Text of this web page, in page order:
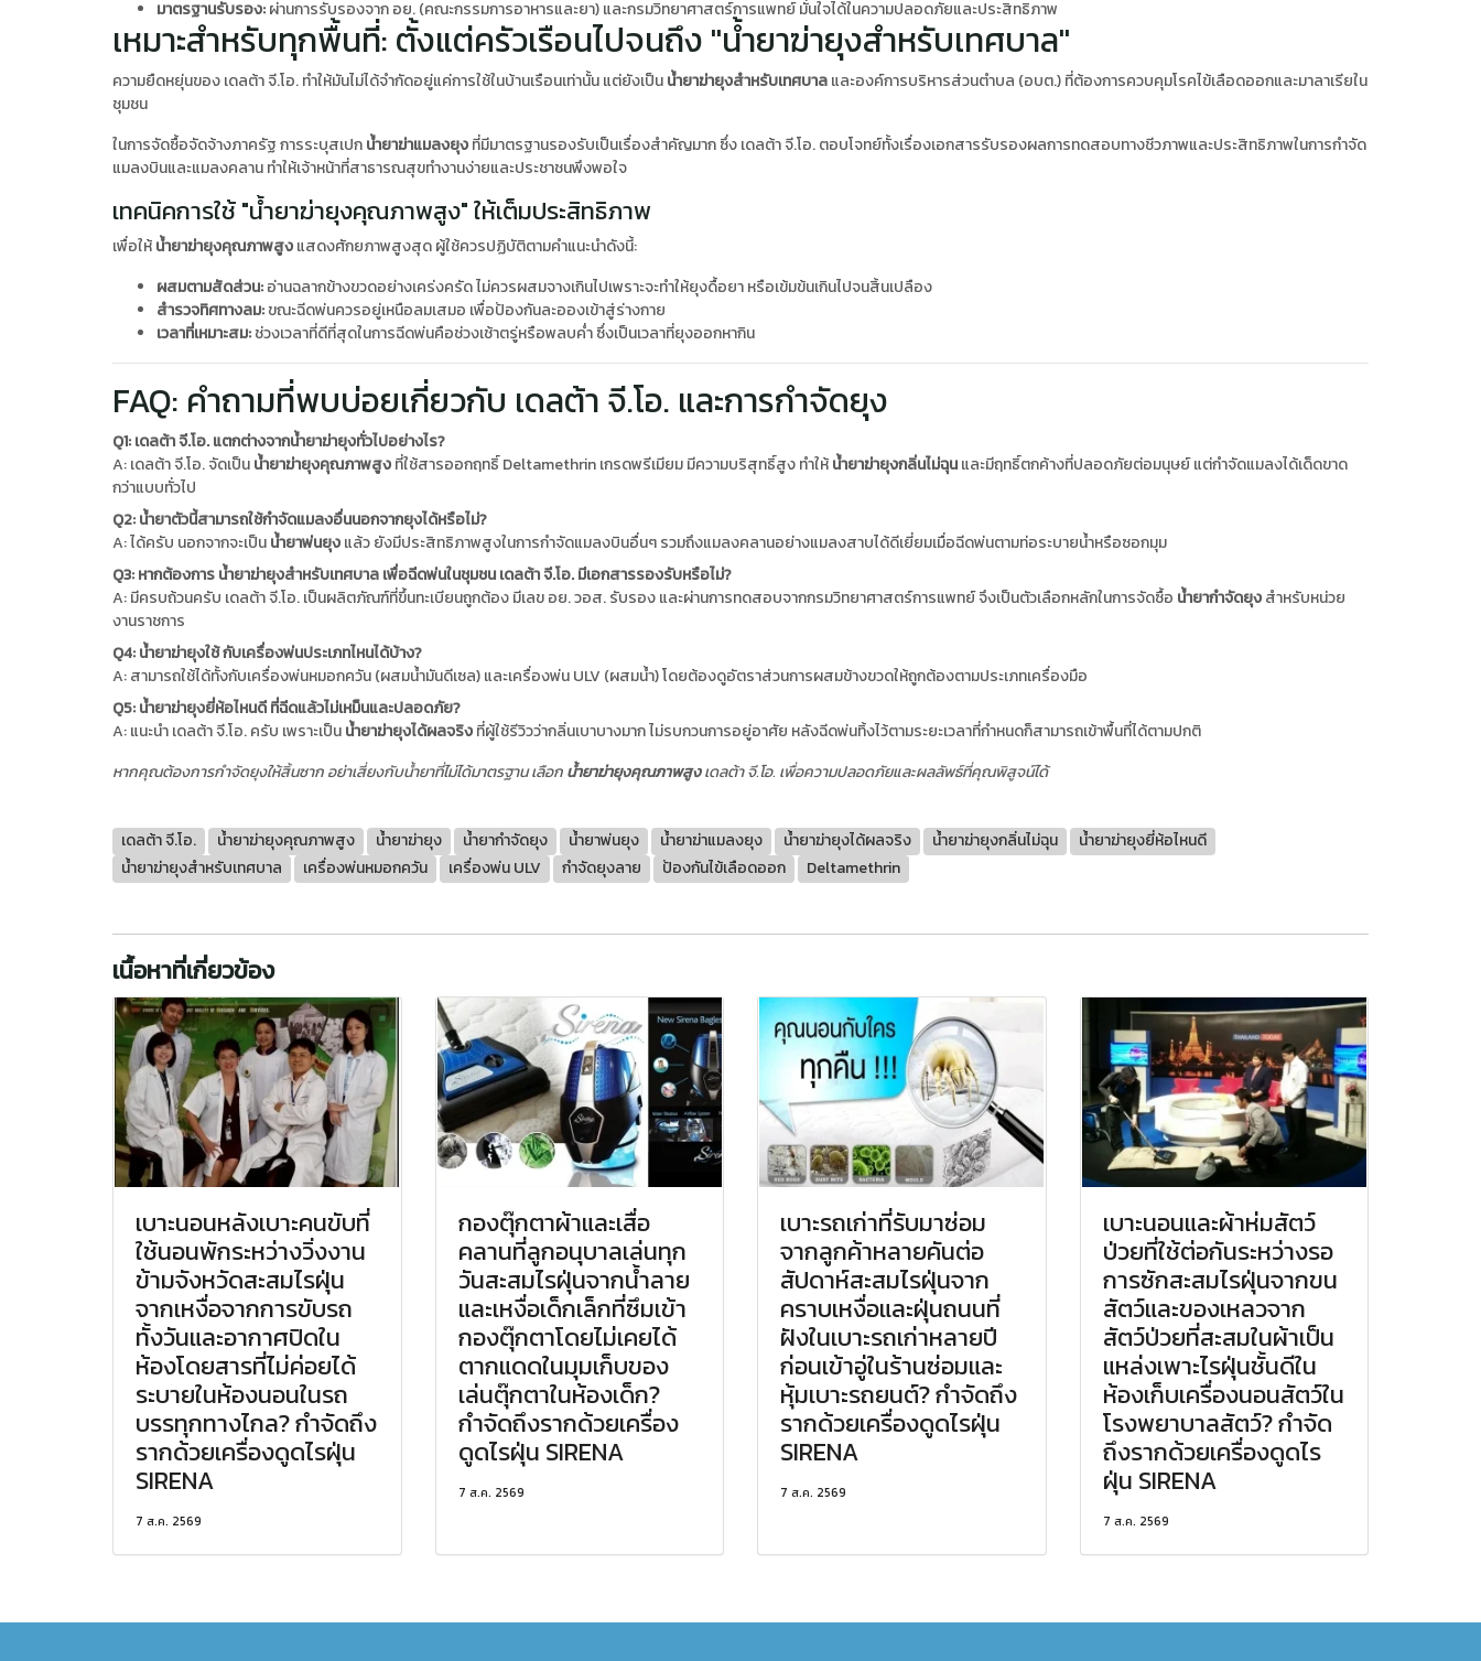
มาตรฐานรับรอง:ผ่านการรับรองจาก อย. (คณะกรรมการอาหารและยา) และกรมวิทยาศาสตร์การแพทย์ มั่นใจได้ในความปลอดภัยและประสิทธิภาพ
เหมาะสำหรับทุกพื้นที่: ตั้งแต่ครัวเรือนไปจนถึง "น้ำยาฆ่ายุงสำหรับเทศบาล"
ความยืดหยุ่นของ เดลต้า จี.โอ. ทำให้มันไม่ได้จำกัดอยู่แค่การใช้ในบ้านเรือนเท่านั้น แต่ยังเป็นน้ำยาฆ่ายุงสำหรับเทศบาลและองค์การบริหารส่วนตำบล (อบต.) ที่ต้องการควบคุมโรคไข้เลือดออกและมาลาเรียใน
ชุมชน
ในการจัดซื้อจัดจ้างภาครัฐ การระบุสเปกน้ำยาฆ่าแมลงยุงที่มีมาตรฐานรองรับเป็นเรื่องสำคัญมาก ซึ่ง เดลต้า จี.โอ. ตอบโจทย์ทั้งเรื่องเอกสารรับรองผลการทดสอบทางชีวภาพและประสิทธิภาพในการกำจัด
แมลงบินและแมลงคลาน ทำให้เจ้าหน้าที่สาธารณสุขทำงานง่ายและประชาชนพึงพอใจ
เทคนิคการใช้ "น้ำยาฆ่ายุงคุณภาพสูง" ให้เต็มประสิทธิภาพ
เพื่อให้น้ำยาฆ่ายุงคุณภาพสูงแสดงศักยภาพสูงสุด ผู้ใช้ควรปฏิบัติตามคำแนะนำดังนี้:
ผสมตามสัดส่วน:อ่านฉลากข้างขวดอย่างเคร่งครัด ไม่ควรผสมจางเกินไปเพราะจะทำให้ยุงดื้อยา หรือเข้มข้นเกินไปจนสิ้นเปลือง
สำรวจทิศทางลม:ขณะฉีดพ่นควรอยู่เหนือลมเสมอ เพื่อป้องกันละอองเข้าสู่ร่างกาย
เวลาที่เหมาะสม:ช่วงเวลาที่ดีที่สุดในการฉีดพ่นคือช่วงเช้าตรู่หรือพลบค่ำ ซึ่งเป็นเวลาที่ยุงออกหากิน
FAQ: คำถามที่พบบ่อยเกี่ยวกับ เดลต้า จี.โอ. และการกำจัดยุง
Q1: เดลต้า จี.โอ. แตกต่างจากน้ำยาฆ่ายุงทั่วไปอย่างไร?
A: เดลต้า จี.โอ. จัดเป็นน้ำยาฆ่ายุงคุณภาพสูงที่ใช้สารออกฤทธิ์ Deltamethrin เกรดพรีเมียม มีความบริสุทธิ์สูง ทำให้น้ำยาฆ่ายุงกลิ่นไม่ฉุนและมีฤทธิ์ตกค้างที่ปลอดภัยต่อมนุษย์ แต่กำจัดแมลงได้เด็ดขาด
กว่าแบบทั่วไป
Q2: น้ำยาตัวนี้สามารถใช้กำจัดแมลงอื่นนอกจากยุงได้หรือไม่?
A: ได้ครับ นอกจากจะเป็นน้ำยาพ่นยุงแล้ว ยังมีประสิทธิภาพสูงในการกำจัดแมลงบินอื่นๆ รวมถึงแมลงคลานอย่างแมลงสาบได้ดีเยี่ยมเมื่อฉีดพ่นตามท่อระบายน้ำหรือซอกมุม
Q3: หากต้องการ น้ำยาฆ่ายุงสำหรับเทศบาล เพื่อฉีดพ่นในชุมชน เดลต้า จี.โอ. มีเอกสารรองรับหรือไม่?
A: มีครบถ้วนครับ เดลต้า จี.โอ. เป็นผลิตภัณฑ์ที่ขึ้นทะเบียนถูกต้อง มีเลข อย. วอส. รับรอง และผ่านการทดสอบจากกรมวิทยาศาสตร์การแพทย์ จึงเป็นตัวเลือกหลักในการจัดซื้อ น้ำยากำจัดยุงสำหรับหน่วย
งานราชการ
Q4: น้ำยาฆ่ายุงใช้ กับเครื่องพ่นประเภทไหนได้บ้าง?
A: สามารถใช้ได้ทั้งกับเครื่องพ่นหมอกควัน (ผสมน้ำมันดีเซล) และเครื่องพ่น ULV (ผสมน้ำ) โดยต้องดูอัตราส่วนการผสมข้างขวดให้ถูกต้องตามประเภทเครื่องมือ
Q5: น้ำยาฆ่ายุงยี่ห้อไหนดี ที่ฉีดแล้วไม่เหม็นและปลอดภัย?
A: แนะนำ เดลต้า จี.โอ. ครับ เพราะเป็นน้ำยาฆ่ายุงได้ผลจริงที่ผู้ใช้รีวิวว่ากลิ่นเบาบางมาก ไม่รบกวนการอยู่อาศัย หลังฉีดพ่นทิ้งไว้ตามระยะเวลาที่กำหนดก็สามารถเข้าพื้นที่ได้ตามปกติ
หากคุณต้องการกำจัดยุงให้สิ้นซาก อย่าเสี่ยงกับน้ำยาที่ไม่ได้มาตรฐาน เลือกน้ำยาฆ่ายุงคุณภาพสูงเดลต้า จี.โอ. เพื่อความปลอดภัยและผลลัพธ์ที่คุณพิสูจน์ได้
เดลต้า จี.โอ. น้ำยาฆ่ายุงคุณภาพสูง น้ำยาฆ่ายุง น้ำยากำจัดยุง น้ำยาพ่นยุง น้ำยาฆ่าแมลงยุง น้ำยาฆ่ายุงได้ผลจริง น้ำยาฆ่ายุงกลิ่นไม่ฉุน
น้ำยาฆ่ายุงยี่ห้อไหนดี
น้ำยาฆ่ายุงสำหรับเทศบาล
เครื่องพ่นหมอกควัน เครื่องพ่น ULV กำจัดยุงลาย ป้องกันไข้เลือดออก Deltamethrin
เนื้อหาที่เกี่ยวข้อง
เบาะนอนหลังเบาะคนขับที่
ใช้นอนพักระหว่างวิ่งงาน
ข้ามจังหวัดสะสมไรฝุ่น
จากเหงื่อจากการขับรถ
ทั้งวันและอากาศปิดใน
ห้องโดยสารที่ไม่ค่อยได้
ระบายในห้องนอนในรถ
บรรทุกทางไกล? กำจัดถึง
รากด้วยเครื่องดูดไรฝุ่น
SIRENA
7 ส.ค. 2569
กองตุ๊กตาผ้าและเสื่อ
คลานที่ลูกอนุบาลเล่นทุก
วันสะสมไรฝุ่นจากน้ำลาย
และเหงื่อเด็กเล็กที่ซึมเข้า
กองตุ๊กตาโดยไม่เคยได้
ตากแดดในมุมเก็บของ
เล่นตุ๊กตาในห้องเด็ก?
กำจัดถึงรากด้วยเครื่อง
ดูดไรฝุ่น SIRENA
7 ส.ค. 2569
เบาะรถเก่าที่รับมาซ่อม
จากลูกค้าหลายคันต่อ
สัปดาห์สะสมไรฝุ่นจาก
คราบเหงื่อและฝุ่นถนนที่
ฝังในเบาะรถเก่าหลายปี
ก่อนเข้าอู่ในร้านซ่อมและ
หุ้มเบาะรถยนต์? กำจัดถึง
รากด้วยเครื่องดูดไรฝุ่น
SIRENA
7 ส.ค. 2569
เบาะนอนและผ้าห่มสัตว์
ป่วยที่ใช้ต่อกันระหว่างรอ
การซักสะสมไรฝุ่นจากขน
สัตว์และของเหลวจาก
สัตว์ป่วยที่สะสมในผ้าเป็น
แหล่งเพาะไรฝุ่นชั้นดีใน
ห้องเก็บเครื่องนอนสัตว์ใน
โรงพยาบาลสัตว์? กำจัด
ถึงรากด้วยเครื่องดูดไร
ฝุ่น SIRENA
7 ส.ค. 2569